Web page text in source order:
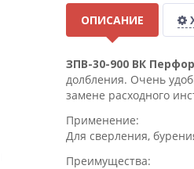
ОПИСАНИЕ
ЗПВ-30-900 ВК
долбления. Очень
замене расходного
Применение:
Для сверления,
Преимущества: